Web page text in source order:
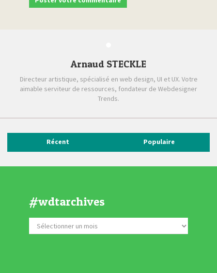
Arnaud STECKLE
Directeur artistique, spécialisé en web design, UI et UX. Votre
aimable serviteur de ressources, fondateur de Webdesigner
Trends.
Récent Populaire
#wdtarchives